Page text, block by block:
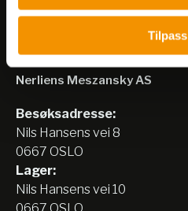
Tilpass
Nerliens Meszansky AS
Besøksadresse:
Nils Hansens vei 8
0667 OSLO
Lager:
Nils Hansens vei 10